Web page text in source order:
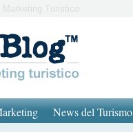
Turistico
News del Turismo